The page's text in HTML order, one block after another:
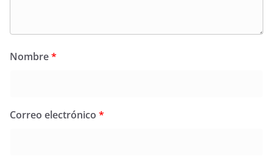
Nombre*
Correo electrónico *